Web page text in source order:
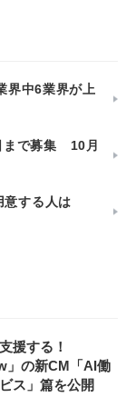
中6業界が上
まで募集 10月
する人は
援する！
」の新CM「AI働
ス」篇を公開